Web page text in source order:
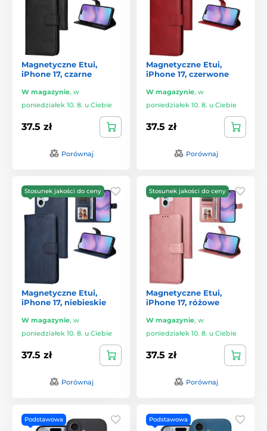
Magnetyczne Etui,
iPhone 17, czarne
W magazynie, w
poniedziałek 10. 8. u Ciebie
37.5 zł
Porównaj
Magnetyczne Etui,
iPhone 17, czerwone
W magazynie, w
poniedziałek 10. 8. u Ciebie
37.5 zł
Porównaj
Stosunek jakości do ceny
Magnetyczne Etui,
iPhone 17, niebieskie
W magazynie, w
poniedziałek 10. 8. u Ciebie
37.5 zł
Porównaj
Stosunek jakości do ceny
Magnetyczne Etui,
iPhone 17, różowe
W magazynie, w
poniedziałek 10. 8. u Ciebie
37.5 zł
Porównaj
Podstawowa Podstawowa